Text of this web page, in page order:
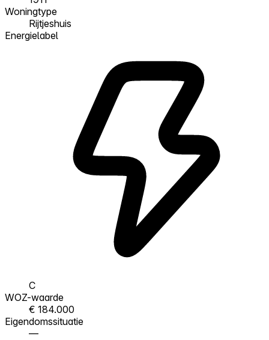
Woningtype
Rijtjeshuis
Energielabel
C
WOZ-waarde
€ 184.000
Eigendomssituatie
—